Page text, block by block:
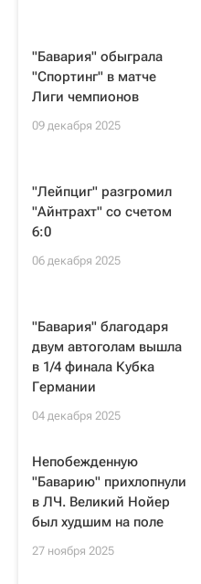
"Бавария" обыграла
"Спортинг" в матче
Лиги чемпионов
09 декабря 2025
"Лейпциг" разгромил
"Айнтрахт" со счетом
6:0
06 декабря 2025
"Бавария" благодаря
двум автоголам вышла
в 1/4 финала Кубка
Германии
04 декабря 2025
Непобежденную
"Баварию" прихлопнули
в ЛЧ. Великий Нойер
был худшим на поле
27 ноября 2025